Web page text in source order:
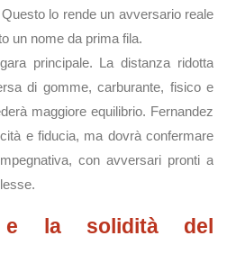
lo rende un avversario reale
un nome da prima fila.
principale. La distanza ridotta
di gomme, carburante, fisico e
maggiore equilibrio. Fernandez
e fiducia, ma dovrà confermare
con avversari pronti a
e la solidità del